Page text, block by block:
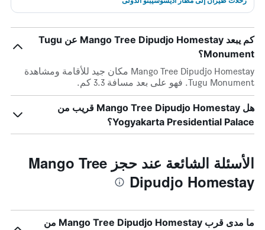
كم يبعد Mango Tree Dipudjo Homestay عن Tugu
Monument؟
Mango Tree Dipudjo Homestay مكان جيد للأقامة ومشاهدة
Tugu Monument. فهو على بعد مسافة 3.3 كم.
هل Mango Tree Dipudjo Homestay قريب من
Yogyakarta Presidential Palace؟
الأسئلة الشائعة عند حجز Mango Tree
Dipudjo Homestay
ما مدى قرب Mango Tree Dipudjo Homestay من